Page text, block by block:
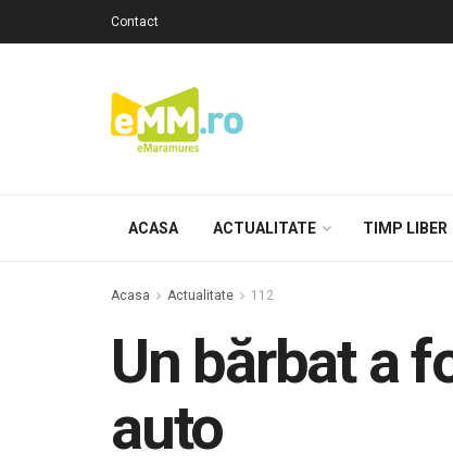
Contact
ACASA ACTUALITATE TIMP LIBER
Acasa Actualitate 112
Un bărbat a
auto